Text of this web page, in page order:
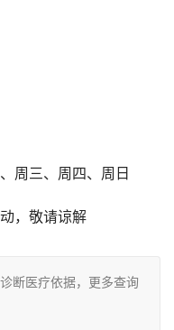
周三、周四、周日
，敬请谅解
断医疗依据，更多查询